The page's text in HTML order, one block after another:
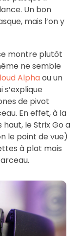
Un bon
mais l’on y
montre plutôt
ne semble
Alphaou un
s’explique
de pivot
En effet, à la
le Strix Go a
le point de vue)
à plat mais